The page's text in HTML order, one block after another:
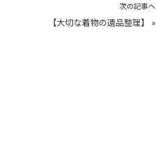
次の記事へ
【大切な着物の遺品整理】 »